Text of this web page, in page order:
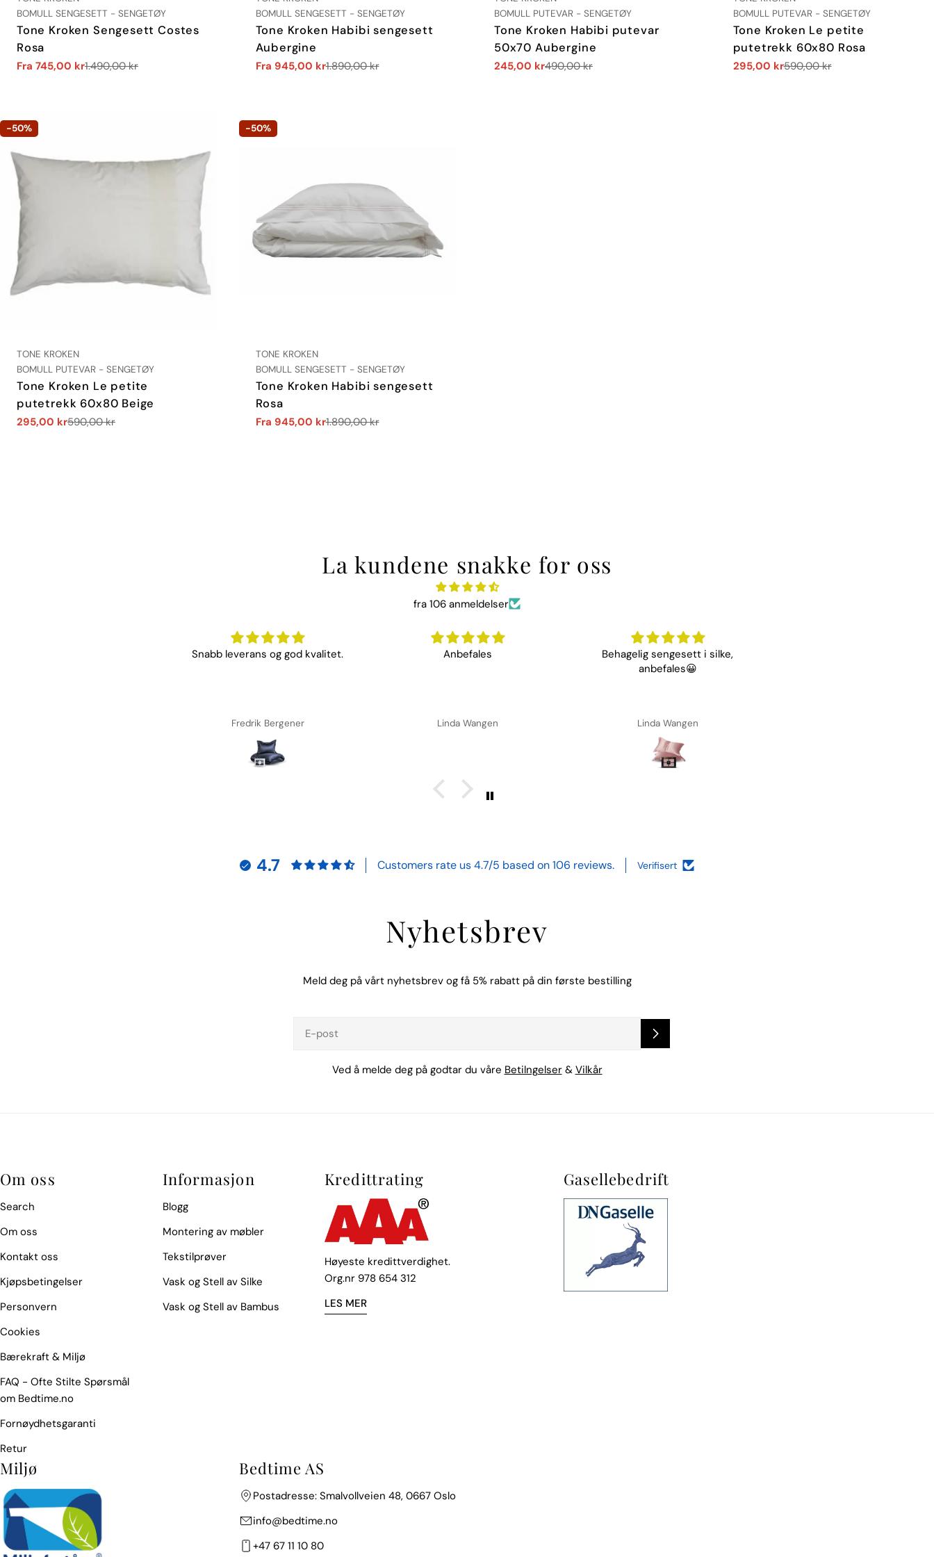
TYPE:
BOMULL SENGESETT - SENGETØY
Tone Kroken Sengesett Costes
Rosa
Salgs
Fra 745,00 kr
Vanlig
1.490,00 kr
TYPE:
BOMULL SENGESETT - SENGETØY
Tone Kroken Habibi sengesett
Aubergine
Salgs
Fra 945,00 kr
Vanlig
1.890,00 kr
TYPE:
BOMULL PUTEVAR - SENGETØY
Tone Kroken Habibi putevar
50x70 Aubergine
Salgs
245,00 kr
Vanlig
490,00 kr
TYPE:
BOMULL PUTEVAR - SENGETØY
Tone Kroken Le petite
putetrekk 60x80 Rosa
Salgs
295,00 kr
Vanlig
590,00 kr
-50%
LEVERANDØR:
TONE KROKEN
TYPE:
BOMULL PUTEVAR - SENGETØY
Tone Kroken Le petite
putetrekk 60x80 Beige
Salgs
295,00 kr
Vanlig
590,00 kr
-50%
LEVERANDØR:
TONE KROKEN
TYPE:
BOMULL SENGESETT - SENGETØY
Tone Kroken Habibi sengesett
Rosa
Salgs
Fra 945,00 kr
Vanlig
1.890,00 kr
La kundene snakke for oss
fra 106 anmeldelser
Snabb leverans og god kvalitet.
Fredrik Bergener
Anbefales
Linda Wangen
Behagelig sengesett i silke,
anbefales😀
Linda Wangen
4.7 Customers rate us 4.7/5 based on 106 reviews. Verifisert
Nyhetsbrev
Meld deg på vårt nyhetsbrev og få 5% rabatt på din første bestilling
post
Ved å melde deg på godtar du våre Betilngelser& Vilkår
Om oss
Search
Om oss
Kontakt oss
Kjøpsbetingelser
Personvern
Cookies
Bærekraft & Miljø
FAQ - Ofte Stilte Spørsmål
om Bedtime.no
Fornøydhetsgaranti
Retur
Informasjon
Blogg
Montering av møbler
Tekstilprøver
Vask og Stell av Silke
Vask og Stell av Bambus
Kredittrating
Høyeste kredittverdighet.
Org.nr 978 654 312
LES MER
Gasellebedrift
Miljø Bedtime AS
Postadresse: Smalvollveien 48, 0667 Oslo
info@bedtime.no
+47 67 11 10 80